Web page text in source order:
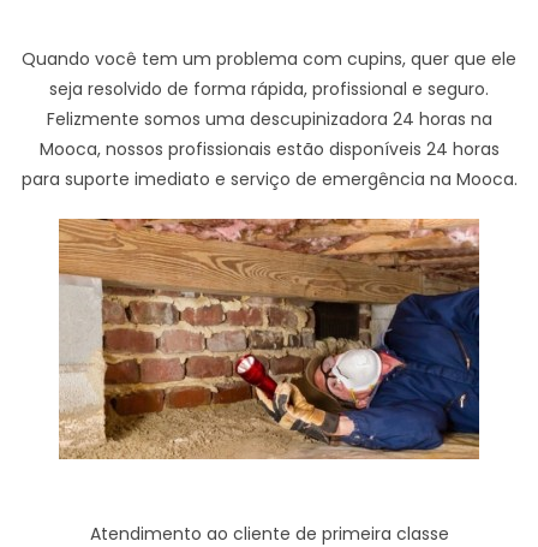
Quando você tem um problema com cupins, quer que ele
seja resolvido de forma rápida, profissional e seguro.
Felizmente somos uma descupinizadora 24 horas na
Mooca, nossos profissionais estão disponíveis 24 horas
para suporte imediato e serviço de emergência na Mooca.
Atendimento ao cliente de primeira classe